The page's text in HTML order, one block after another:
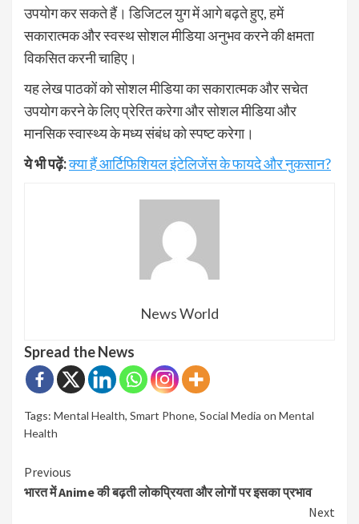
उपयोग कर सकते हैं। डिजिटल युग में आगे बढ़ते हुए, हमें
सकारात्मक और स्वस्थ सोशल मीडिया अनुभव करने की क्षमता
विकसित करनी चाहिए।
यह लेख पाठकों को सोशल मीडिया का सकारात्मक और सचेत
उपयोग करने के लिए प्रेरित करेगा और सोशल मीडिया और
मानसिक स्वास्थ्य के मध्य संबंध को स्पष्ट करेगा।
ये भी पढ़ें:क्या हैं आर्टिफिशियल इंटेलिजेंस के फायदे और नुकसान?
News World
Spread the News
Tags: Mental Health, Smart Phone, Social Media on Mental
Health
Continue
Reading
Previous
भारत में Anime की बढ़ती लोकप्रियता और लोगों पर इसका प्रभाव
Next